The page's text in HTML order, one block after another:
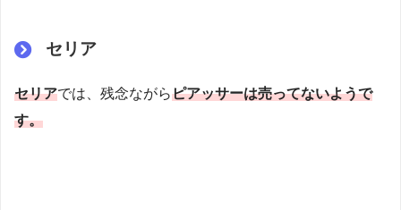
セリア
セリアでは、残念ながらピアッサーは売ってないようで
す。